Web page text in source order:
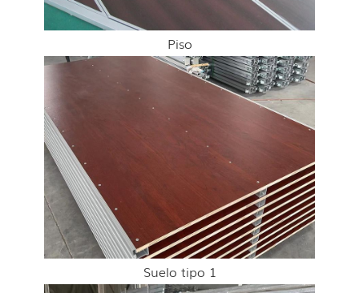
Piso
Suelo tipo 1